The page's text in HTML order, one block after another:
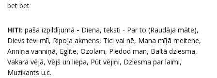
bet bet
HITI: paša izpildījumā - Diena, teksti - Par to (Raudāja māte),
Dievs tevi mīl, Ripoja akmens, Tici vai nē, Mana mīļā meitene,
Anniņa vanniņā, Eglīte, Ozolam, Piedod man, Baltā dziesma,
Vakara vējā, Vējš un liepa, Pūt vējiņi, Dziesma par laimi,
Muzikants u.c.